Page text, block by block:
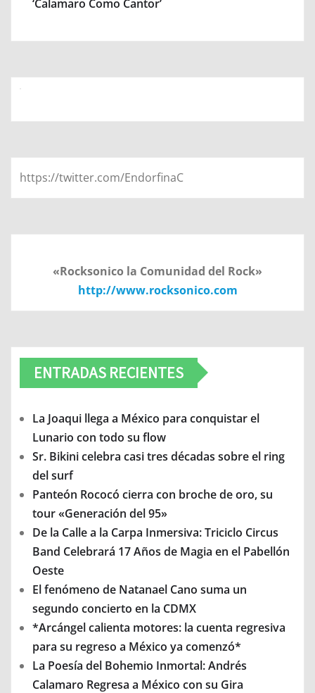
‘Calamaro Como Cantor’
https://twitter.com/EndorfinaC
«Rocksonico la Comunidad del Rock»
http://www.rocksonico.com
ENTRADAS RECIENTES
La Joaqui llega a México para conquistar el
Lunario con todo su flow
Sr. Bikini celebra casi tres décadas sobre el ring
del surf
Panteón Rococó cierra con broche de oro, su
tour «Generación del 95»
De la Calle a la Carpa Inmersiva: Triciclo Circus
Band Celebrará 17 Años de Magia en el Pabellón
Oeste
El fenómeno de Natanael Cano suma un
segundo concierto en la CDMX
*Arcángel calienta motores: la cuenta regresiva
para su regreso a México ya comenzó*
La Poesía del Bohemio Inmortal: Andrés
Calamaro Regresa a México con su Gira